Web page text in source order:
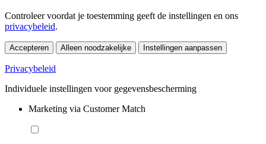
Controleer voordat je toestemming geeft de instellingen en ons
privacybeleid.
Accepteren Alleen noodzakelijke Instellingen aanpassen
Privacybeleid
Individuele instellingen voor gegevensbescherming
Marketing via Customer Match